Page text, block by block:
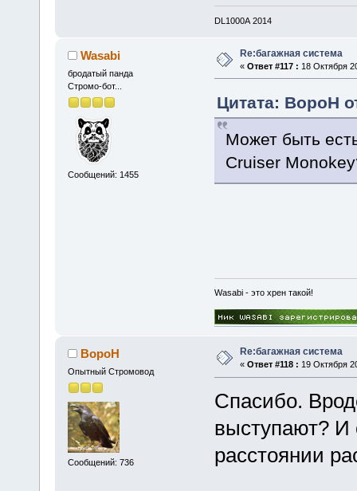
DL1000А 2014
Wasabi
бродатый панда
Стромо-бот...
Сообщений: 1455
Re:багажная система
« Ответ #117 : 18 Октября
Цитата: BopoH
Может быть
Cruiser
Wasabi - это хрен такой!
BopoH
Опытный Стромовод
Сообщений: 736
Re:багажная система
« Ответ #118 : 19 Октября
Спасибо.
выступают? И
расстоянии